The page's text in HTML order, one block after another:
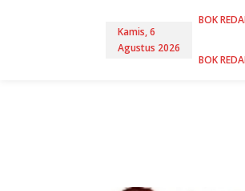
Kamis, 6
Agustus 2026
BOK
BOK